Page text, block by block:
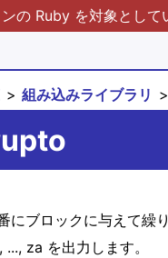
の Ruby を対象として
組み込みライブラリ
ブロックに与えて繰
za を出力します。